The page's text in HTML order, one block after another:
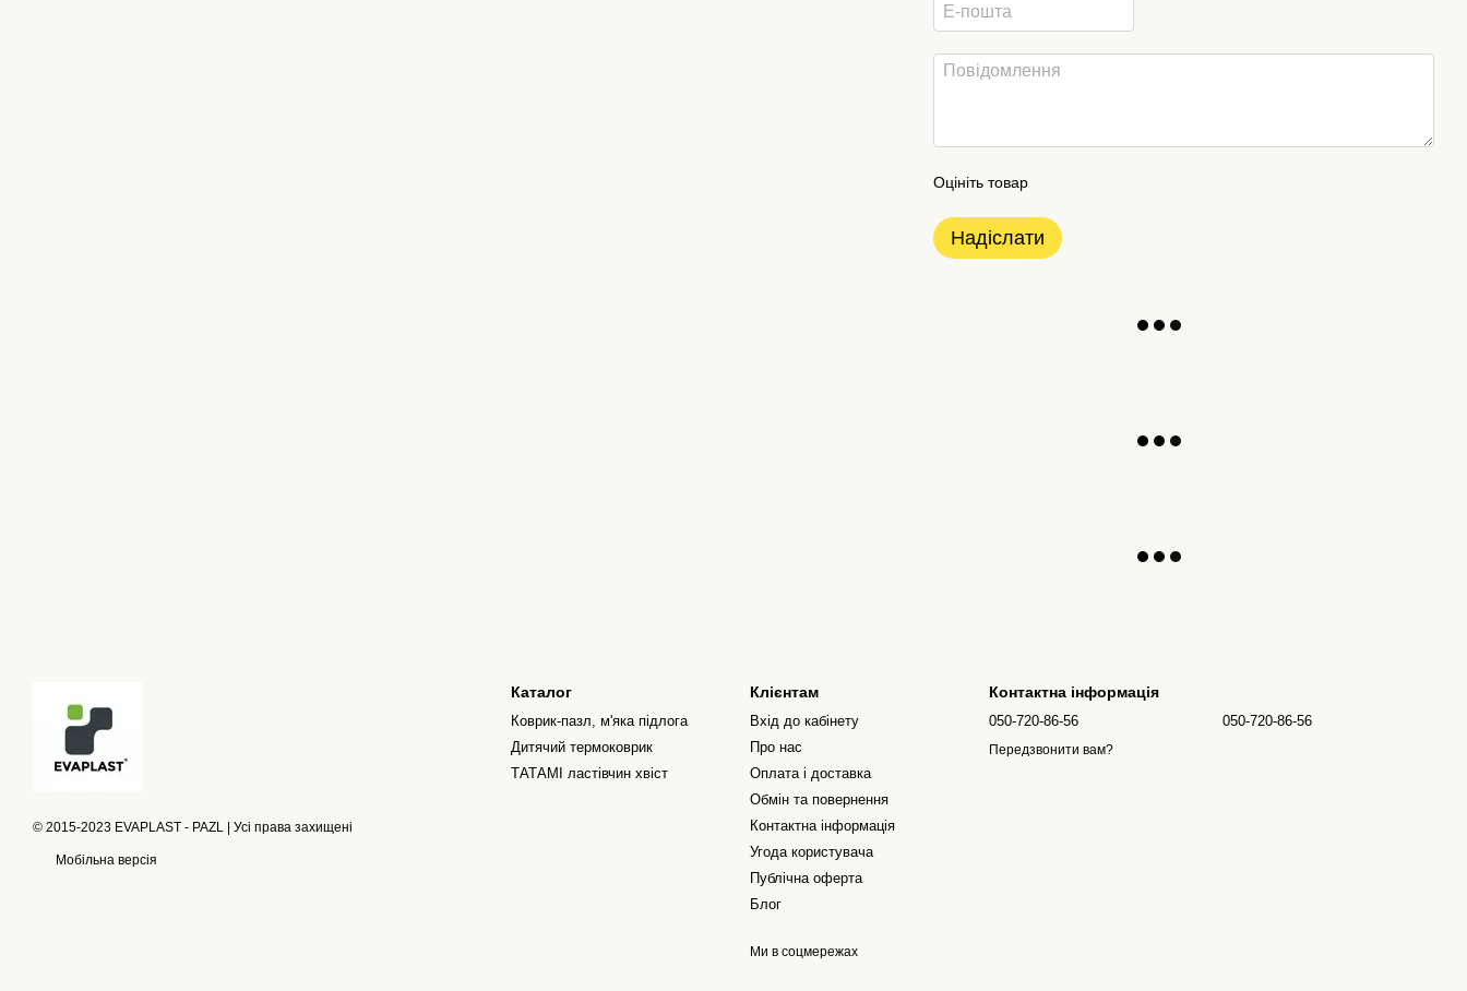
Оцініть товар
Надіслати
© 2015-2023 EVAPLAST - PAZL | Усі права захищені
Мобільна версія
Каталог
Коврик-пазл, м'яка підлога
Дитячий термоковрик
ТАТАМІ ластівчин хвіст
Клієнтам
Вхід до кабінету
Про нас
Оплата і доставка
Обмін та повернення
Контактна інформація
Угода користувача
Публічна оферта
Блог
Ми в соцмережах
Контактна інформація
050-720-86-56
Передзвонити вам?
050-720-86-56